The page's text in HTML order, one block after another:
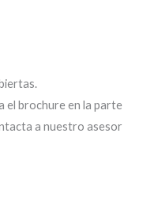
el brochure en la parte
a nuestro asesor